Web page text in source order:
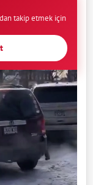
takip etmek için